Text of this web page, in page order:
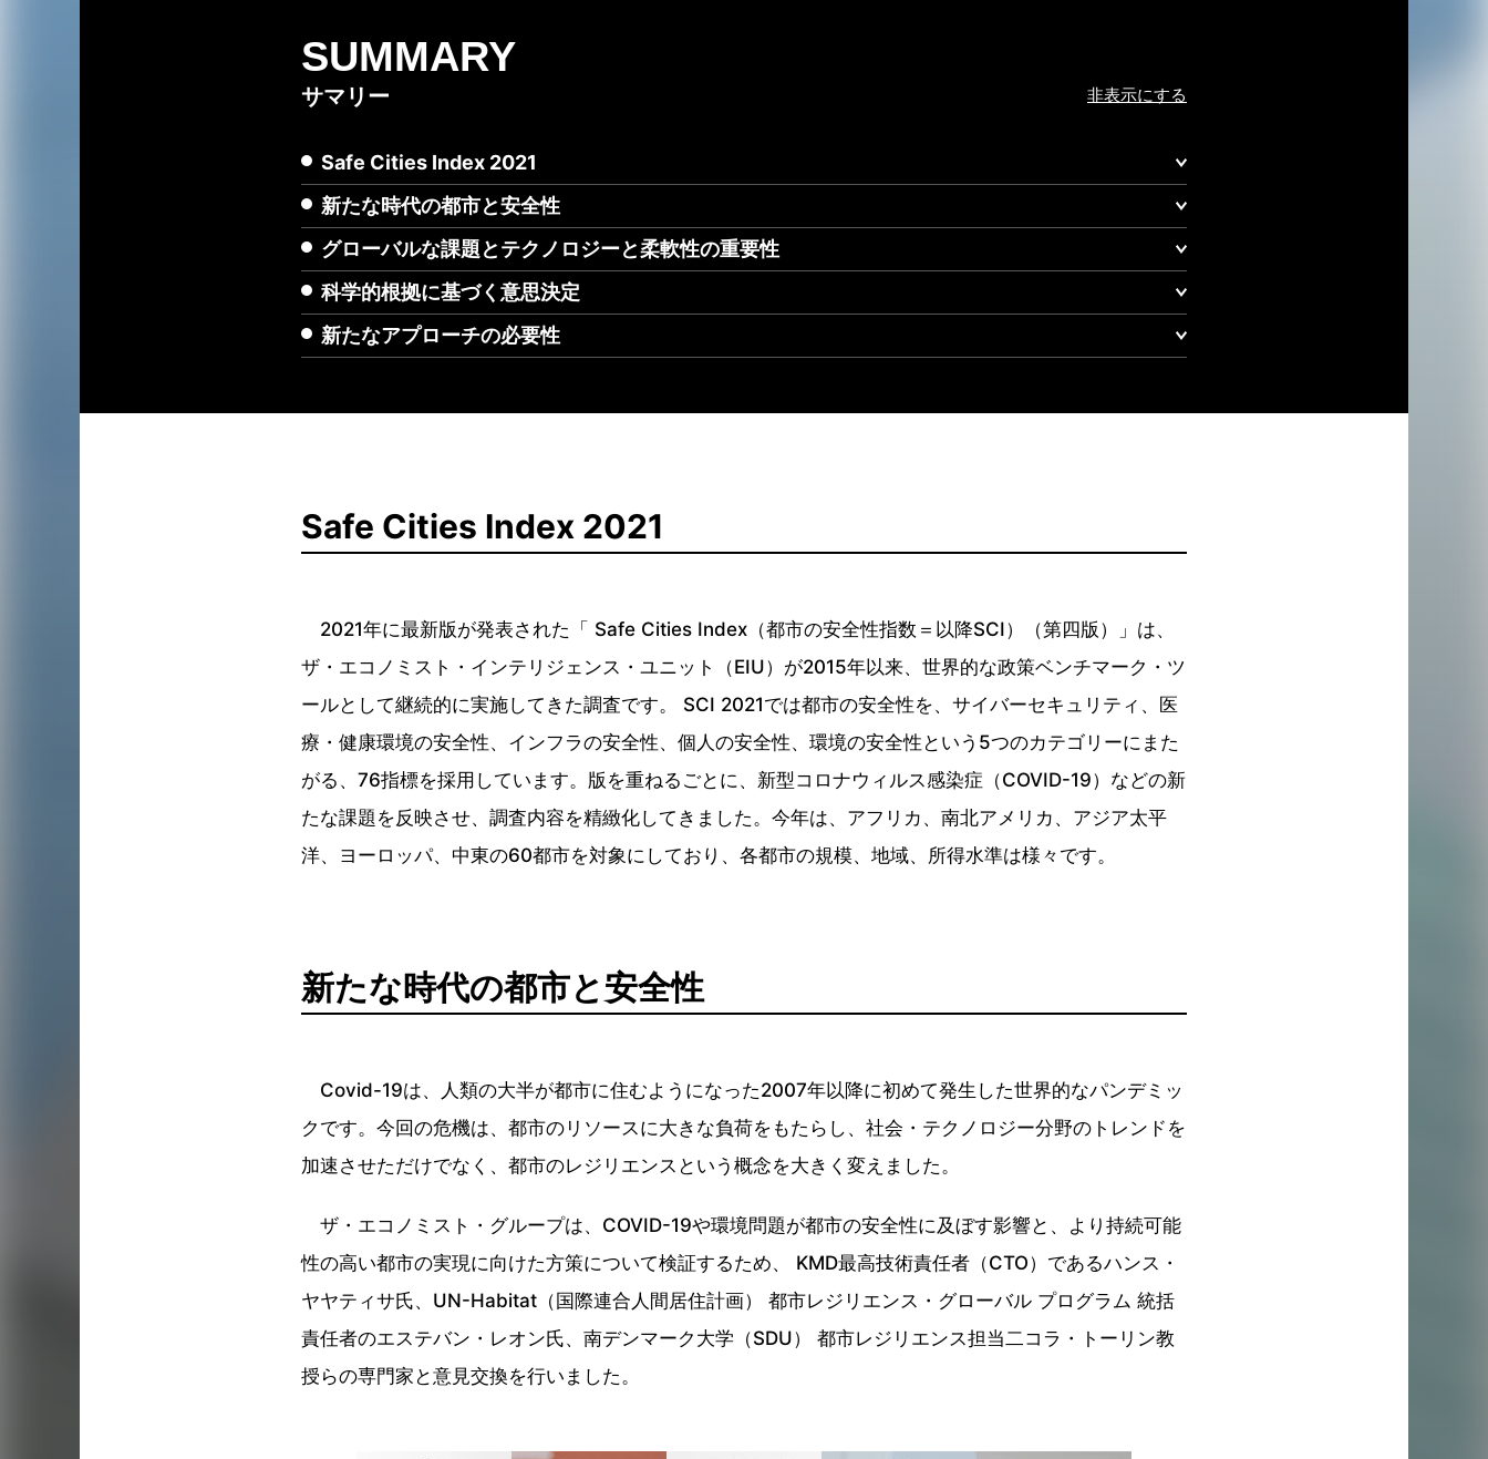
SUMMARY
サマリー 非表示にする
Safe Cities Index 2021
新たな時代の都市と安全性
グローバルな課題とテクノロジーと柔軟性の重要性
科学的根拠に基づく意思決定
新たなアプローチの必要性
Safe Cities Index 2021
2021年に最新版が発表された「 Safe Cities Index（都市の安全性指数＝以降SCI）（第四版）」は、
ザ・エコノミスト・インテリジェンス・ユニット（EIU）が2015年以来、世界的な政策ベンチマーク・ツ
ールとして継続的に実施してきた調査です。 SCI 2021では都市の安全性を、サイバーセキュリティ、医
療・健康環境の安全性、インフラの安全性、個人の安全性、環境の安全性という5つのカテゴリーにまた
がる、76指標を採用しています。版を重ねるごとに、新型コロナウィルス感染症（COVID-19）などの新
たな課題を反映させ、調査内容を精緻化してきました。今年は、アフリカ、南北アメリカ、アジア太平
洋、ヨーロッパ、中東の60都市を対象にしており、各都市の規模、地域、所得水準は様々です。
新たな時代の都市と安全性
Covid-19は、人類の大半が都市に住むようになった2007年以降に初めて発生した世界的なパンデミッ
クです。今回の危機は、都市のリソースに大きな負荷をもたらし、社会・テクノロジー分野のトレンドを
加速させただけでなく、都市のレジリエンスという概念を大きく変えました。
ザ・エコノミスト・グループは、COVID-19や環境問題が都市の安全性に及ぼす影響と、より持続可能
性の高い都市の実現に向けた方策について検証するため、 KMD最高技術責任者（CTO）であるハンス・
ヤヤティサ氏、UN-Habitat（国際連合人間居住計画） 都市レジリエンス・グローバル プログラム 統括
責任者のエステバン・レオン氏、南デンマーク大学（SDU） 都市レジリエンス担当二コラ・トーリン教
授らの専門家と意見交換を行いました。